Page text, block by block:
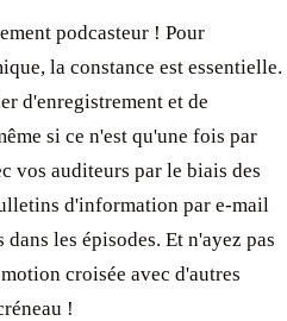
podcasteur ! Pour
la constance est essentielle.
d'enregistrement et de
si ce n'est qu'une fois par
vos auditeurs par le biais des
d'information par e-mail
les épisodes. Et n'ayez pas
croisée avec d'autres
!